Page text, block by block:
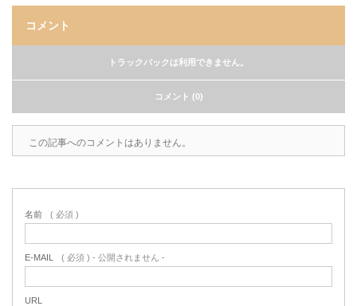
コメント
トラックバックは利用できません。
コメント (0)
この記事へのコメントはありません。
名前 ( 必須 )
E-MAIL ( 必須 ) - 公開されません -
URL